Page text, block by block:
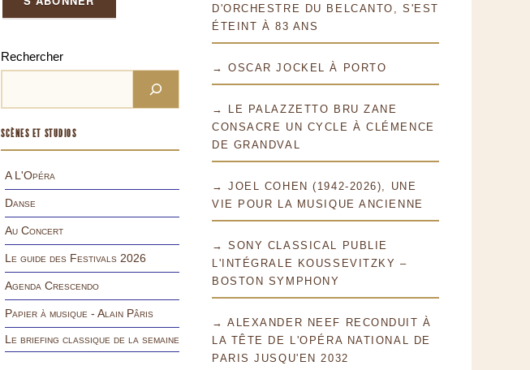
Rechercher
SCÈNES ET STUDIOS
A L'Opéra
Danse
Au Concert
Le guide des Festivals 2026
Agenda Crescendo
Papier à musique - Alain Pâris
Le briefing classique de la semaine
D'ORCHESTRE DU BELCANTO, S'EST
ÉTEINT À 83 ANS
→ OSCAR JOCKEL À PORTO
→ LE PALAZZETTO BRU ZANE
CONSACRE UN CYCLE À CLÉMENCE
DE GRANDVAL
→ JOEL COHEN (1942-2026), UNE
VIE POUR LA MUSIQUE ANCIENNE
→ SONY CLASSICAL PUBLIE
L'INTÉGRALE KOUSSEVITZKY –
BOSTON SYMPHONY
→ ALEXANDER NEEF RECONDUIT À
LA TÊTE DE L'OPÉRA NATIONAL DE
PARIS JUSQU'EN 2032